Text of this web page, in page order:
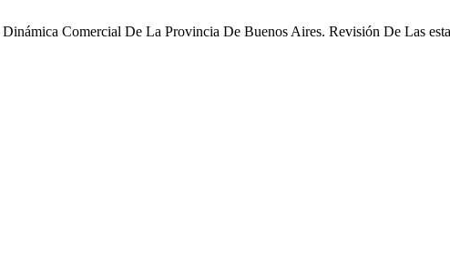
Comercial De La Provincia De Buenos Aires. Revisión De Las